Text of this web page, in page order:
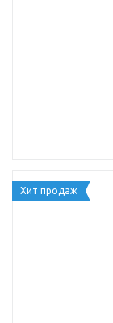
Хит продаж